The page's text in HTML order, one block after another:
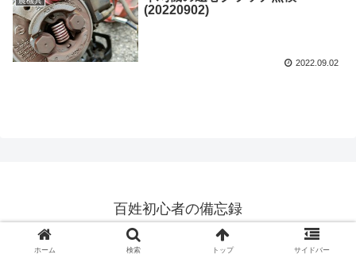
(20220902)
2022.09.02
百姓初心者の備忘録
© 2019 百姓初心者の備忘録.
ホーム 検索 トップ サイドバー